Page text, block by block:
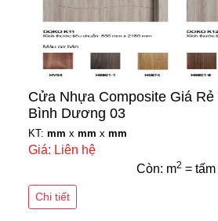
Cửa Nhựa Composite Giá Rẻ
Bình Dương 03
KT: mm x mm x mm
Giá: Liên hệ
Còn: m2 = tấm
Chi tiết